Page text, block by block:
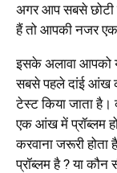
अगर आप सबसे छोटी
हैं तो आपकी नजर
इसके अलावा आपको
सबसे पहले दांई आंख
टेस्ट किया जाता है।
एक आंख में प्रॉब्लम
करवाना जरूरी
प्रॉब्लम है ? या